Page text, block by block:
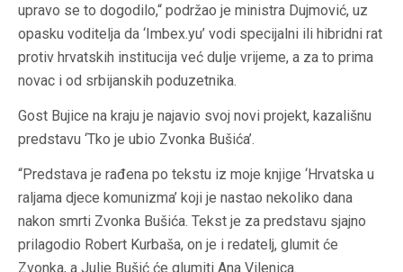
upravo se to dogodilo,“ podržao je ministra Dujmović, uz
opasku voditelja da ‘Imbex.yu’ vodi specijalni ili hibridni rat
protiv hrvatskih institucija već dulje vrijeme, a za to prima
novac i od srbijanskih poduzetnika.
Gost Bujice na kraju je najavio svoj novi projekt, kazališnu
predstavu ‘Tko je ubio Zvonka Bušića’.
“Predstava je rađena po tekstu iz moje knjige ‘Hrvatska u
raljama djece komunizma’ koji je nastao nekoliko dana
nakon smrti Zvonka Bušića. Tekst je za predstavu sjajno
prilagodio Robert Kurbaša, on je i redatelj, glumit će
Zvonka, a Julie Bušić će glumiti Ana Vilenica.